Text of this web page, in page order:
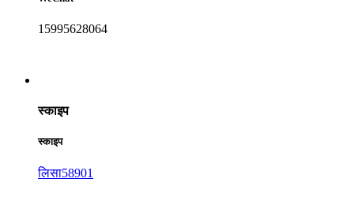
15995628064
स्काइप
स्काइप
लिसा58901